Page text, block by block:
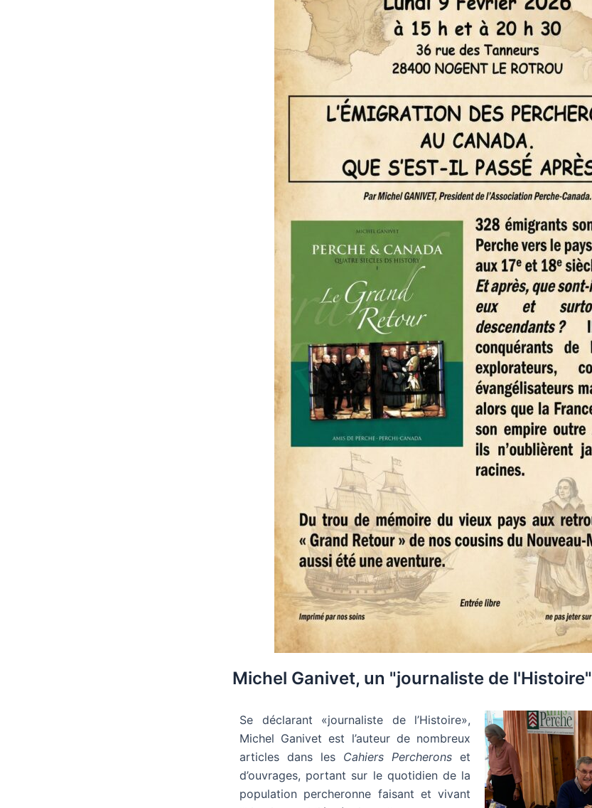
Michel Ganivet, un "journaliste de l'Histoire"
Se déclarant «journaliste de l’Histoire»,
Michel Ganivet est l’auteur de nombreux
articles dans les Cahiers Percherons et
d’ouvrages, portant sur le quotidien de la
population percheronne faisant et vivant